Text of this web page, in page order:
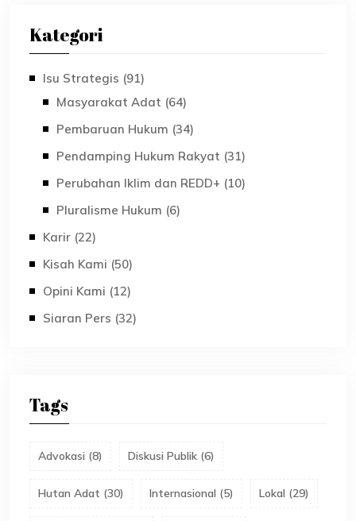
Kategori
Isu Strategis (91)
Masyarakat Adat (64)
Pembaruan Hukum (34)
Pendamping Hukum Rakyat (31)
Perubahan Iklim dan REDD+ (10)
Pluralisme Hukum (6)
Karir (22)
Kisah Kami (50)
Opini Kami (12)
Siaran Pers (32)
Tags
Advokasi (8) Diskusi Publik (6)
Hutan Adat (30) Internasional (5) Lokal (29)